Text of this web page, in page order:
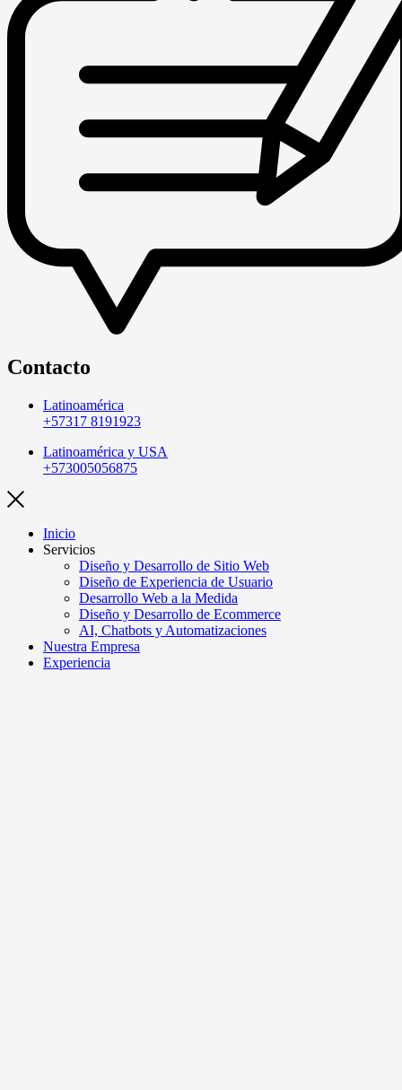
Contacto
Latinoamérica
+57317 8191923
Latinoamérica y USA
+573005056875
Inicio
Servicios
Diseño y Desarrollo de Sitio Web
Diseño de Experiencia de Usuario
Desarrollo Web a la Medida
Diseño y Desarrollo de Ecommerce
AI, Chatbots y Automatizaciones
Nuestra Empresa
Experiencia